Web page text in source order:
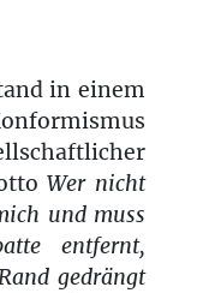
in einem
Wer nicht
und muss
entfernt,
gedrängt